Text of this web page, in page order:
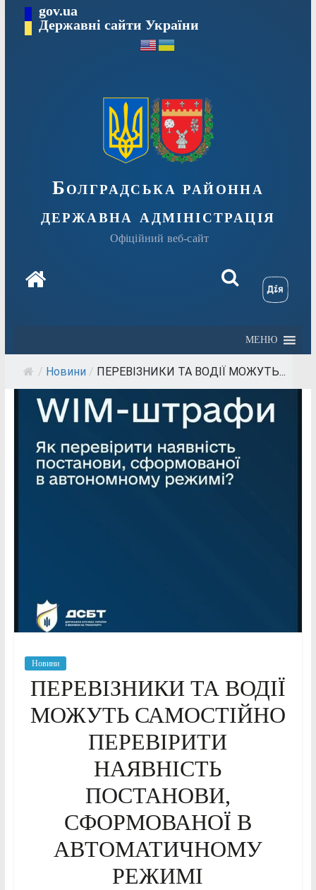
Перейтиgov.ua
Державні сайти України
Болградська районна
державна адміністрація
Офіційний веб-сайт
МЕНЮ
/ Новини / ПЕРЕВІЗНИКИ ТА ВОДІЇ МОЖУТЬ...
Новини
ПЕРЕВІЗНИКИ ТА ВОДІЇ
МОЖУТЬ САМОСТІЙНО
ПЕРЕВІРИТИ
НАЯВНІСТЬ
ПОСТАНОВИ,
СФОРМОВАНОЇ В
АВТОМАТИЧНОМУ
РЕЖИМІ